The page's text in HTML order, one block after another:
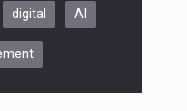
digital AI